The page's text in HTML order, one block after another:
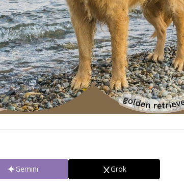
Gemini Grok